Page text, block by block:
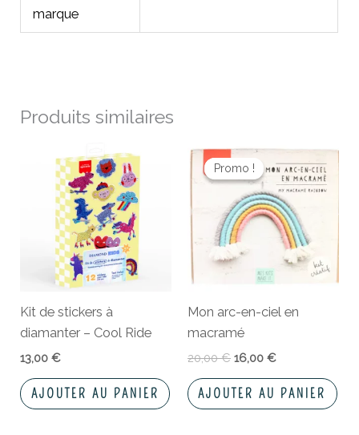
marque
Produits similaires
Kit de stickers à
diamanter – Cool Ride
13,00€
AJOUTER AU PANIER
Promo !
Promo !
Mon arc-en-ciel en
macramé
20,00€
Le
initial
était :
20,00 €.
16,00 €
Le
prix
actuel
est :
16,00 €.
AJOUTER AU PANIER